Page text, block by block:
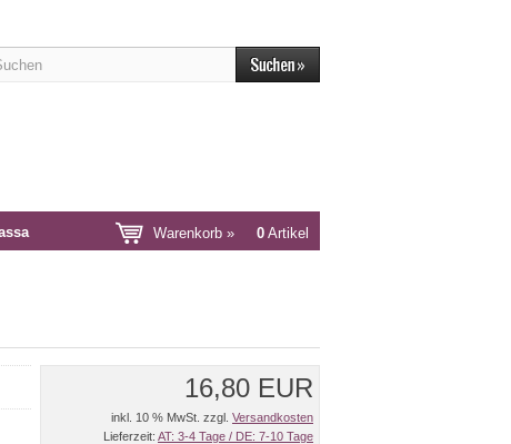
Warenkorb » 0 Artikel
16,80 EUR
inkl. 10 % MwSt. zzgl. Versandkosten
Lieferzeit: AT: 3-4 Tage / DE: 7-10 Tage